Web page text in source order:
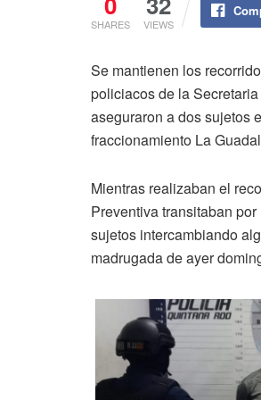
SHARES VIEWS
Se mantienen los
policiacos de la
aseguraron a dos sujetos
fraccionamiento La
Mientras realizaban el
Preventiva transitaban
sujetos intercambiando
madrugada de ayer